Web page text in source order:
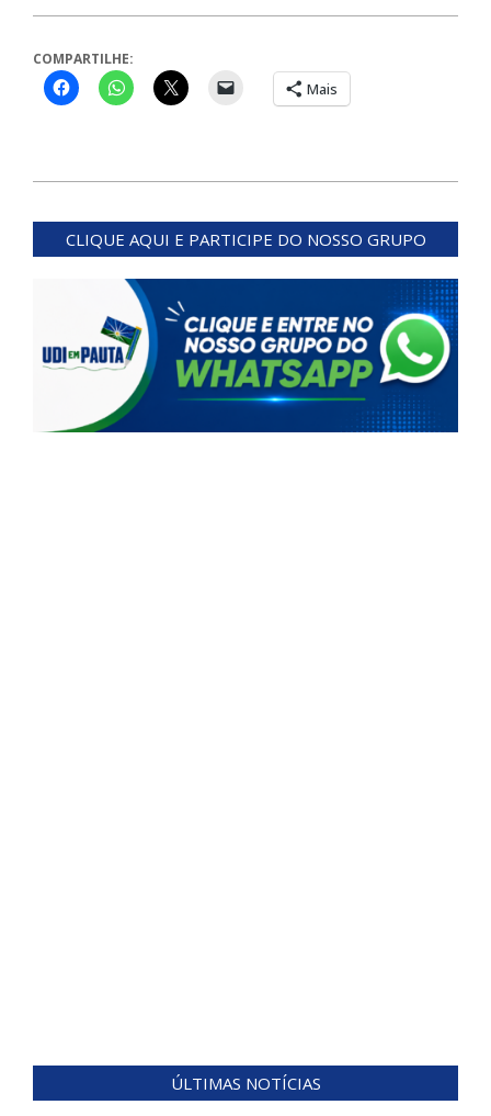
COMPARTILHE:
Mais
07-
CLIQUE AQUI E PARTICIPE DO NOSSO GRUPO
ÚLTIMAS NOTÍCIAS